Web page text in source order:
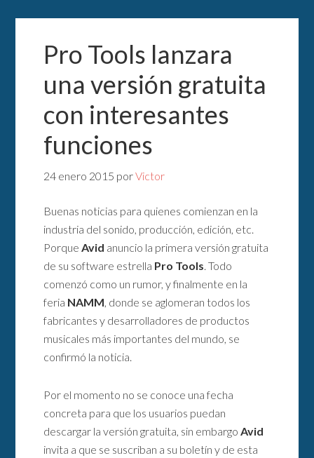
Pro Tools lanzara
una versión gratuita
con interesantes
funciones
24 enero 2015 porVictor
Buenas noticias para quienes comienzan en la
industria del sonido, producción, edición, etc.
Porque Avid anuncio la primera versión gratuita
de su software estrella Pro Tools . Todo
comenzó como un rumor, y finalmente en la
feria NAMM , donde se aglomeran todos los
fabricantes y desarrolladores de productos
musicales más importantes del mundo, se
confirmó la noticia.
Por el momento no se conoce una fecha
concreta para que los usuarios puedan
descargar la versión gratuita, sin embargo Avid
invita a que se suscriban a su boletín y de esta